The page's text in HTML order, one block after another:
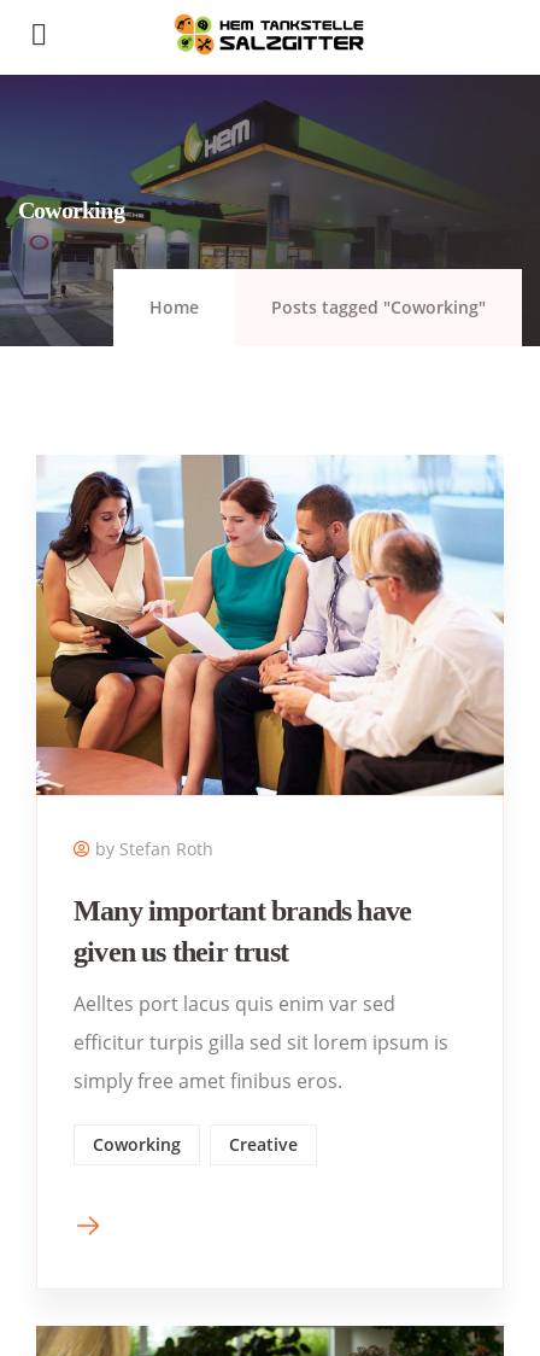
Coworking
Home Posts tagged "Coworking"
by Stefan Roth
Many important brands have
given us their trust
Aelltes port lacus quis enim var sed
efficitur turpis gilla sed sit lorem ipsum is
simply free amet finibus eros.
Coworking Creative